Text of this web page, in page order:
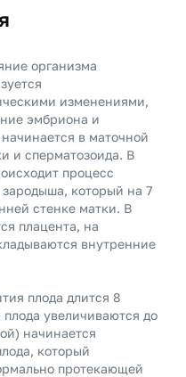
организма
изменениями,
эмбриона и
в маточной
и сперматозоида. В
процесс
который на 7
стенке матки. В
плацента, на
внутренние
плода длится 8
увеличиваются до
начинается
который
протекающей